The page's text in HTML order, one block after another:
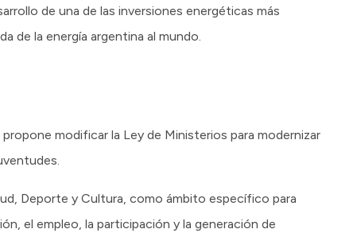
de una de las inversiones energéticas más
de la energía argentina al mundo.
modificar la Ley de Ministerios para modernizar
Deporte y Cultura, como ámbito específico para
el empleo, la participación y la generación de